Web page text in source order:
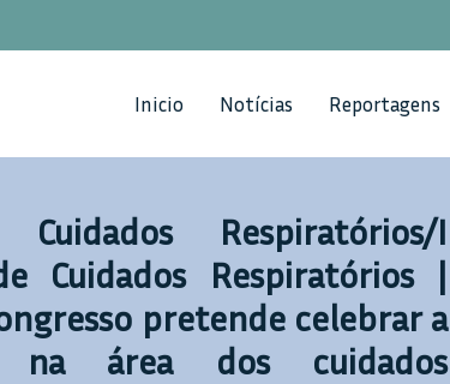
Inicio Notícias Reportagens
Respiratórios/I
Cuidados Respiratórios |
pretende celebrar a
na área dos cuidados